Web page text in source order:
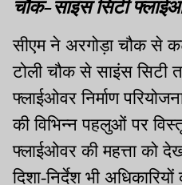
चौक-साइंस सिटी
सीएम ने अरगोड़ा चौक से
टोली चौक से साइंस सिटी
फ्लाईओवर निर्माण
की विभिन्न पहलुओं पर
फ्लाईओवर की महत्ता को
दिशा-निर्देश भी अधिकारियों